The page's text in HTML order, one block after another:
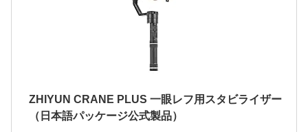
ZHIYUN CRANE PLUS 一眼レフ用スタビライザー
（日本語パッケージ公式製品）